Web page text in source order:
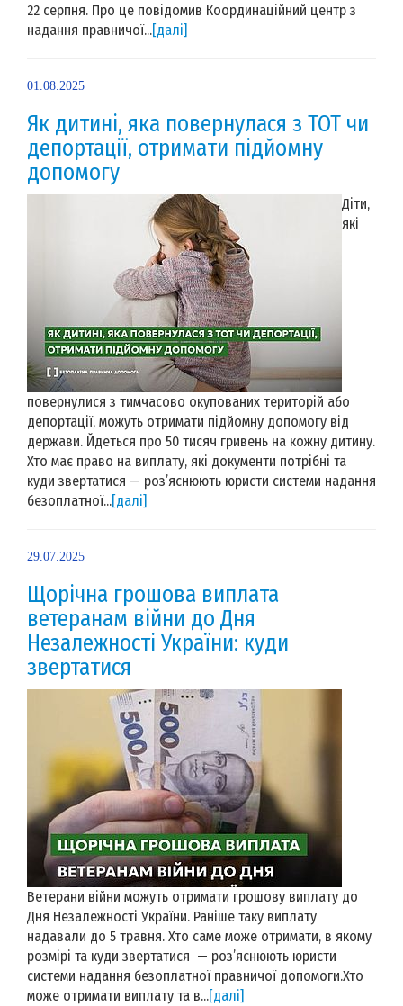
22 серпня. Про це повідомив Координаційний центр з
надання правничої...[далі]
01.08.2025
Як дитині, яка повернулася з ТОТ чи
депортації, отримати підйомну
допомогу
Діти,
які
повернулися з тимчасово окупованих територій або
депортації, можуть отримати підйомну допомогу від
держави. Йдеться про 50 тисяч гривень на кожну дитину.
Хто має право на виплату, які документи потрібні та
куди звертатися — роз’яснюють юристи системи надання
безоплатної...[далі]
29.07.2025
Щорічна грошова виплата
ветеранам війни до Дня
Незалежності України: куди
звертатися
Ветерани війни можуть отримати грошову виплату до
Дня Незалежності України. Раніше таку виплату
надавали до 5 травня. Хто саме може отримати, в якому
розмірі та куди звертатися — роз’яснюють юристи
системи надання безоплатної правничої допомоги.Хто
може отримати виплату та в...[далі]